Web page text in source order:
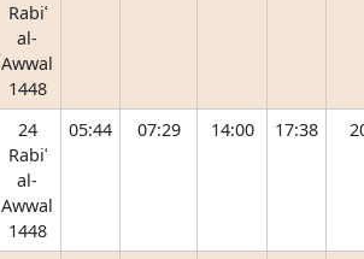
Rabiʿ
al-
Awwal
1448
24
Rabiʿ
al-
Awwal
1448
05:44 07:29 14:00 17:38